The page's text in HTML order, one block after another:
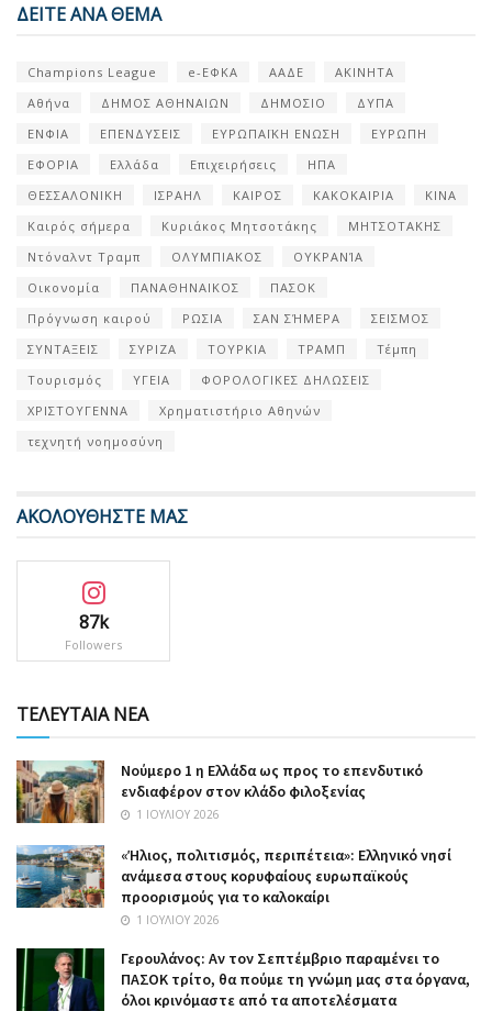
ΔΕΙΤΕ ΑΝΑ ΘΕΜΑ
Champions League e-ΕΦΚΑ ΑΑΔΕ
ΑΚΙΝΗΤΑ
Αθήνα
ΔΗΜΟΣ ΑΘΗΝΑΙΩΝ ΔΗΜΟΣΙΟ
ΔΥΠΑ
ΕΝΦΙΑ
ΕΠΕΝΔΥΣΕΙΣ ΕΥΡΩΠΑΪΚΗ ΕΝΩΣΗ
ΕΥΡΩΠΗ
ΕΦΟΡΙΑ
Ελλάδα Επιχειρήσεις
ΗΠΑ
ΘΕΣΣΑΛΟΝΙΚΗ
ΙΣΡΑΗΛ ΚΑΙΡΟΣ ΚΑΚΟΚΑΙΡΙΑ
ΚΙΝΑ
Καιρός σήμερα
Κυριάκος Μητσοτάκης
ΜΗΤΣΟΤΑΚΗΣ
Ντόναλντ Τραμπ
ΟΛΥΜΠΙΑΚΟΣ
ΟΥΚΡΑΝΊΑ
Οικονομία
ΠΑΝΑΘΗΝΑΙΚΟΣ
ΠΑΣΟΚ
Πρόγνωση καιρού
ΡΩΣΙΑ ΣΑΝ ΣΉΜΕΡΑ
ΣΕΙΣΜΟΣ
ΣΥΝΤΑΞΕΙΣ
ΣΥΡΙΖΑ ΤΟΥΡΚΙΑ ΤΡΑΜΠ
Τέμπη
Τουρισμός
ΥΓΕΙΑ
ΦΟΡΟΛΟΓΙΚΕΣ ΔΗΛΩΣΕΙΣ
ΧΡΙΣΤΟΥΓΕΝΝΑ
Χρηματιστήριο Αθηνών
τεχνητή νοημοσύνη
ΑΚΟΛΟΥΘΗΣΤΕ ΜΑΣ
87k
Followers
ΤΕΛΕΥΤΑΙΑ ΝΕΑ
Nούμερο 1 η Ελλάδα ως προς το επενδυτικό
ενδιαφέρον στον κλάδο φιλοξενίας
1 ΙΟΥΛΊΟΥ 2026
«Ήλιος, πολιτισμός, περιπέτεια»: Ελληνικό νησί
ανάμεσα στους κορυφαίους ευρωπαϊκούς
προορισμούς για το καλοκαίρι
1 ΙΟΥΛΊΟΥ 2026
Γερουλάνος: Αν τον Σεπτέμβριο παραμένει το
ΠΑΣΟΚ τρίτο, θα πούμε τη γνώμη μας στα όργανα,
όλοι κρινόμαστε από τα αποτελέσματα